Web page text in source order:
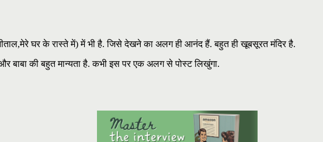
घर के रास्ते में) में भी है. जिसे देखने का अलग ही आनंद हैं. बहुत ही खूबसूरत मंदिर है.
बाबा की बहुत मान्यता है. कभी इस पर एक अलग से पोस्ट लिखुंगा.